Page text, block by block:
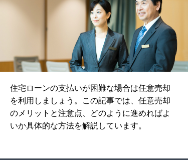
住宅ローンの支払いが困難な場合は任意売却
を利用しましょう。この記事では、任意売却
のメリットと注意点、どのように進めればよ
いか具体的な方法を解説しています。